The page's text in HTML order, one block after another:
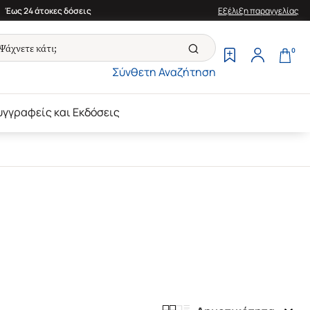
Έως 24 άτοκες δόσεις Εξέλιξη παραγγελίας
Σύνθετη Αναζήτηση
0
και Εκδόσεις